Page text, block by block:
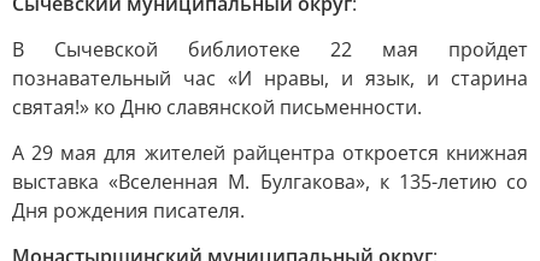
В Сычевской библиотеке 22 мая пройдет
познавательный час «И нравы, и язык, и старина
святая!» ко Дню славянской письменности.
А 29 мая для жителей райцентра откроется книжная
выставка «Вселенная М. Булгакова», к 135-летию со
Дня рождения писателя.